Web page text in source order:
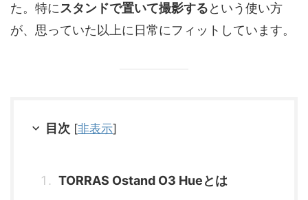
た。特にスタンドで置いて撮影するという使い方
が、思っていた以上に日常にフィットしています。
目次 [非表示]
TORRAS Ostand O3 Hueとは